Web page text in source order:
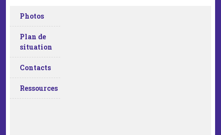
Photos
Plan de
situation
Contacts
Ressources